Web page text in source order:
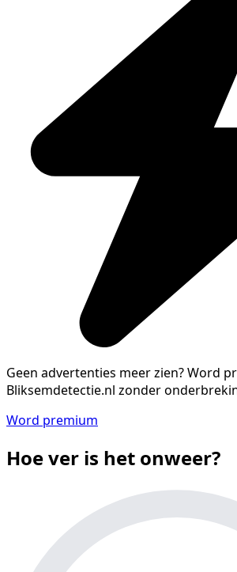
Geen advertenties meer zien?Word
Bliksemdetectie.nl zonder
Word premium
Hoe ver is het onweer?